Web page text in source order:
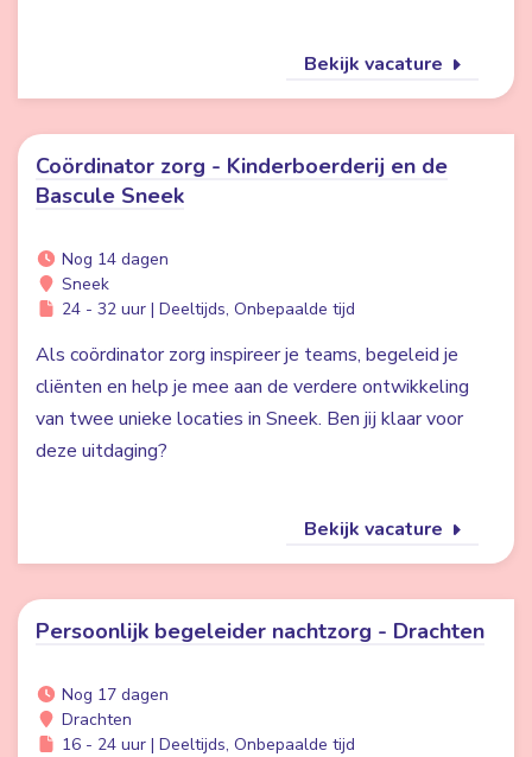
Bekijk vacature
Coördinator zorg - Kinderboerderij en de
Bascule Sneek
Nog 14 dagen
Sneek
24 - 32 uur | Deeltijds, Onbepaalde tijd
Als coördinator zorg inspireer je teams, begeleid je
cliënten en help je mee aan de verdere ontwikkeling
van twee unieke locaties in Sneek. Ben jij klaar voor
deze uitdaging?
Bekijk vacature
Persoonlijk begeleider nachtzorg - Drachten
Nog 17 dagen
Drachten
16 - 24 uur | Deeltijds, Onbepaalde tijd